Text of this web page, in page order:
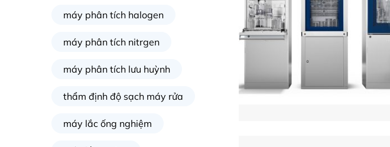
máy phân tích halogen
máy phân tích nitrgen
máy phân tích lưu huỳnh
thẩm định độ sạch máy rửa
máy lắc ống nghiệm